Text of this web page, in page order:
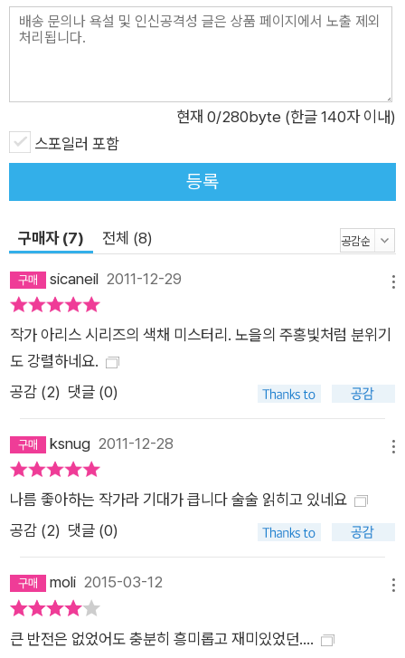
색 연구》에 부여한다. 오사카 대도심 한복판에 있는 ‘유령 맨
션’과 석양의 바닷가에서 벌어진 살인사건에 얽힌 비밀을 낱낱이
히데오의 과거를 엿볼 수 있는 점도 흥미를 더한다. 사건의 주된
배경이 되는 간사이 지방의 바닷가 마을 스사미(周參見) 곳곳의
묘사도 책 읽는 재미를 한층 다채롭게 한다. 임상범죄학자 히무라
히데오, 주홍색 살의에 도전하다! 1998년 본격 미스터리 베스트
두뇌싸움을 표방했던 엘러리 퀸. 오직 냉철한 논리를 통해 용의자
를 한 명씩 제거해나가는 아리스가와 아리스만의 소거법은 그가
‘일본의 엘러리 퀸’ 혹은 엘러리 퀸의 진정한 후계자로 불리는 이
유를 제대로 보여준다. 아리스가와의 열 번째 장편 《주홍색 연
구》는 매력적인 범인 찾기 미스터리이자 귀중한 색채 미스터리이
치를 부여하려는 야심적 시도이기도 하고, 또한 ‘본격 추리의 비
구》를 읽고 색채 미스터리의 가능성을 꿈꾸었다. ‘내용이 색을’
다른 본격 추리소설인 것이다. 그것은 분명 독창적인 창조이며,
밀실 트릭이나 알리바이 증명, 미싱링크 같은 패턴과는 전혀 다른
각도에서 미스터리를 구축할 수 있다는 가능성을 보여준, 일종의
신기원이라고 할 수 있으리라. 색채 미스터리의 새싹이라 할 수
있는 작품은 몇 있었지만 《주홍색 연구》만큼 완성도 높은 본격
추리소설은 없다. 그 하나만으로도 이 작품은 높은 평가를 받아야
현재 0/280byte (한글 140자 이내)
스포일러 포함
등록
구매자 (7) 전체 (8)
sicaneil 2011-12-29
작가 아리스 시리즈의 색채 미스터리. 노을의 주홍빛처럼 분위기
도 강렬하네요.
공감 (2) 댓글 (0)
ksnug 2011-12-28
나름 좋아하는 작가라 기대가 큽니다 술술 읽히고 있네요
공감 (2) 댓글 (0)
moli 2015-03-12
큰 반전은 없었어도 충분히 흥미롭고 재미있었던....